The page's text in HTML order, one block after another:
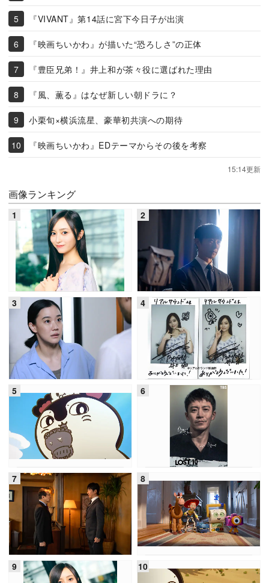
『VIVANT』第14話に宮下今日子が出演
『映画ちいかわ』が描いた“恐ろしさ”の正体
『豊臣兄弟！』井上和が茶々役に選ばれた理由
『風、薫る』はなぜ新しい朝ドラに？
小栗旬×横浜流星、豪華初共演への期待
『映画ちいかわ』EDテーマからその後を考察
15:14更新
画像ランキング